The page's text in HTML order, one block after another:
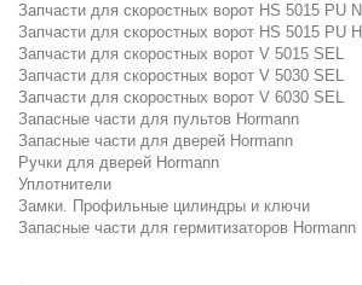
Запчасти для скоростных ворот HS 5015 PU N
Запчасти для скоростных ворот HS 5015 PU H
Запчасти для скоростных ворот V 5015 SEL
Запчасти для скоростных ворот V 5030 SEL
Запчасти для скоростных ворот V 6030 SEL
Запасные части для пультов Hormann
Запасные части для дверей Hormann
Ручки для дверей Hormann
Уплотнители
Замки. Профильные цилиндры и ключи
Запасные части для гермитизаторов Hormann